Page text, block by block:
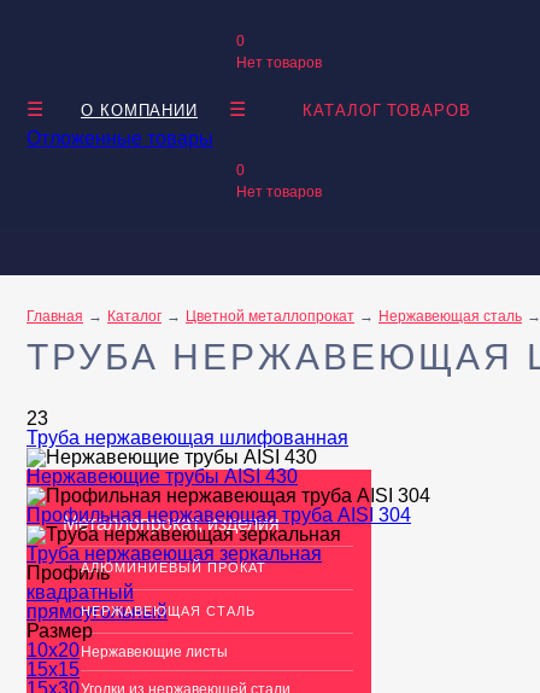
0
Нет товаров
О КОМПАНИИ КАТАЛОГ ТОВАРОВ
Отложенные товары
0
Нет товаров
Главная Каталог Цветной металлопрокат Нержавеющая сталь
ТРУБА НЕРЖАВЕЮЩАЯ
23
Металлопрокат, изделия
АЛЮМИНИЕВЫЙ ПРОКАТ
НЕРЖАВЕЮЩАЯ СТАЛЬ
Нержавеющие листы
Уголки из нержавеющей стали
Труба нержавеющая шлифованная
Нержавеющие трубы AISI 430
Профильная нержавеющая труба AISI 304
Труба нержавеющая зеркальная
Профиль
квадратный
прямоугольный
Размер
10х20
15х15
15х30